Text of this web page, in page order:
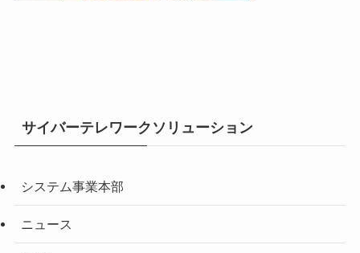
サイバーテレワークソリューション
システム事業本部
ニュース